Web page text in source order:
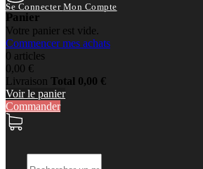
Se Connecter Mon Compte
Panier
Votre panier est vide.
Commencer mes achats
0 articles
0,00 €
Livraison Total 0,00 €
Voir le panier
Commander